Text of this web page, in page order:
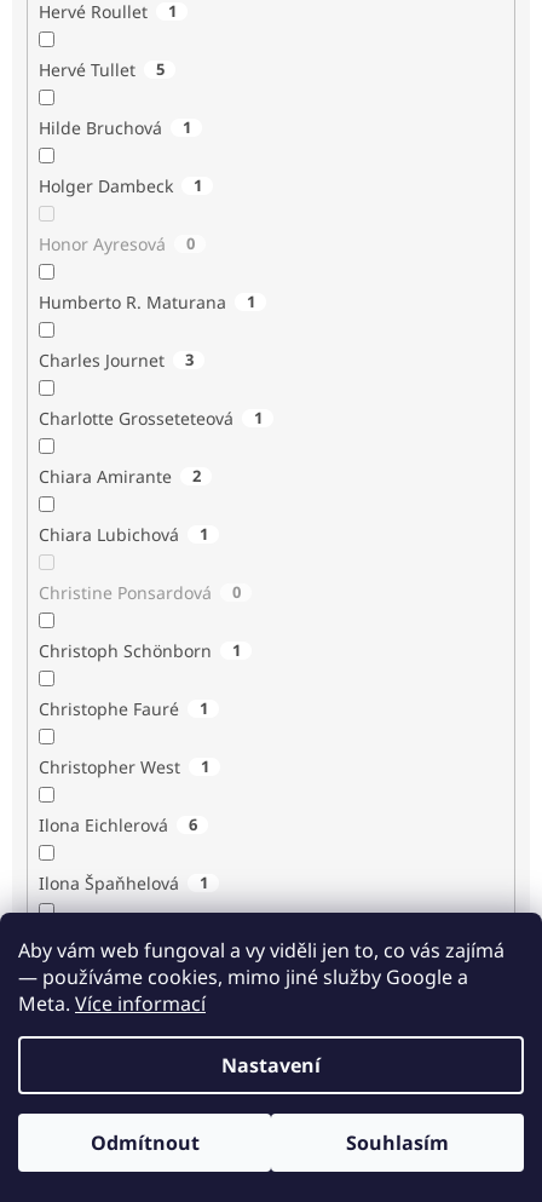
Aby vám web fungoval a vy viděli jen to, co vás zajímá
— používáme cookies, mimo jiné služby Google a
Meta. Více informací
Nastavení
Odmítnout Souhlasím
Hervé Roullet 1
Hervé Tullet 5
Hilde Bruchová 1
Holger Dambeck 1
Honor Ayresová 0
Humberto R. Maturana 1
Charles Journet 3
Charlotte Grosseteteová 1
Chiara Amirante 2
Chiara Lubichová 1
Christine Ponsardová 0
Christoph Schönborn 1
Christophe Fauré 1
Christopher West 1
Ilona Eichlerová 6
Ilona Špaňhelová 1
Ilse Sand
Immaculée Ilibagiza
Ingrid Biermann 1
Irvin D. Yalom 3 Odběr novinek